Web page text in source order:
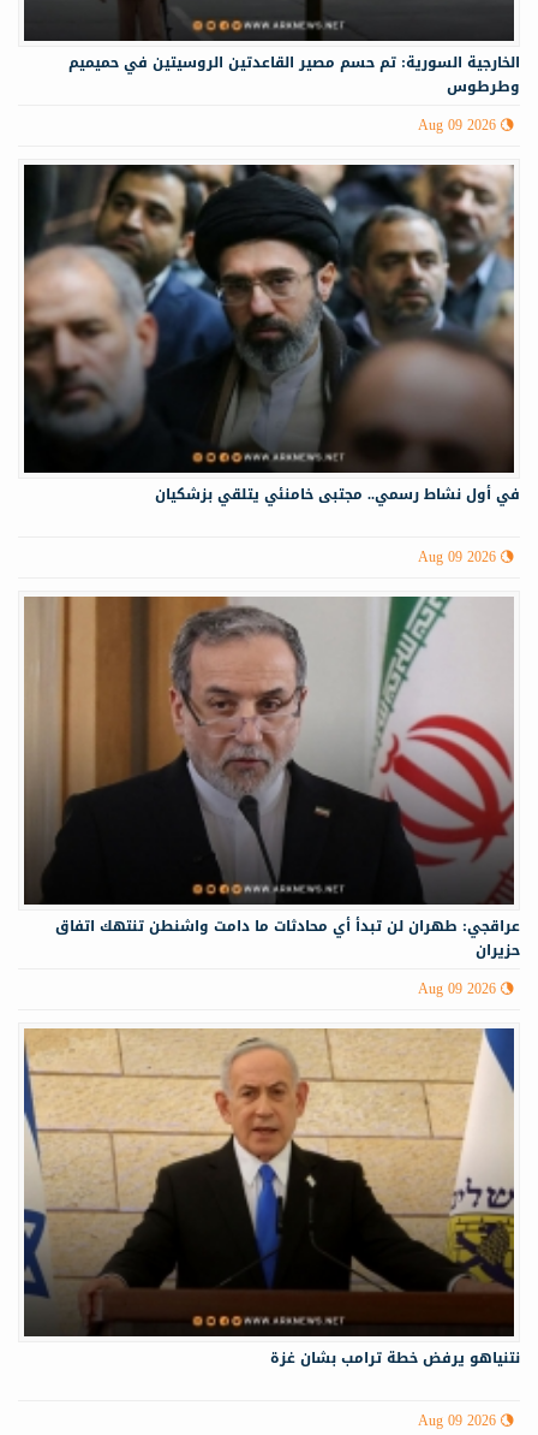
الخارجية السورية: تم حسم مصير القاعدتين الروسيتين في حميميم
وطرطوس
Aug 09 2026
في أول نشاط رسمي.. مجتبى خامنئي يتلقي بزشكيان
Aug 09 2026
عراقجي: طهران لن تبدأ أي محادثات ما دامت واشنطن تنتهك اتفاق
حزيران
Aug 09 2026
نتنياهو يرفض خطة ترامب بشان غزة
Aug 09 2026